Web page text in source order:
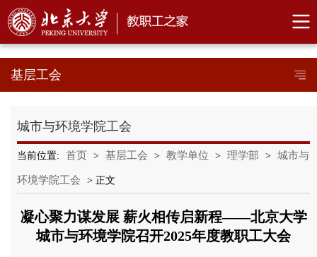
基层工会
城市与环境学院工会
当前位置: 首页 > 基层工会 > 教学单位 > 理学部 > 城市与
环境学院工会 > 正文
凝心聚力谋发展 薪火相传启新程——北京大学
城市与环境学院召开2025年度教职工大会